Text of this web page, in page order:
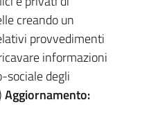
creando un
provvedimenti
informazioni
sociale degli
Aggiornamento: